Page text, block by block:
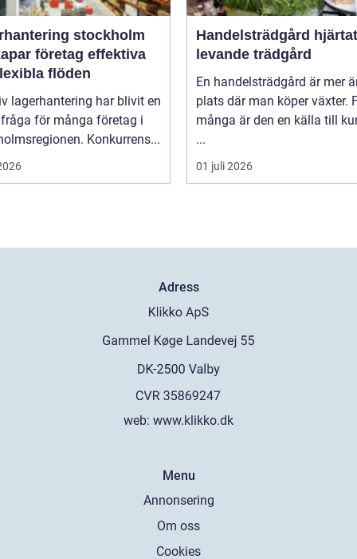
stockholm
företag effektiva
flöden
lagerhantering har blivit en
för många företag i
Konkurrens...
Handelsträdgård hjärtat i en
levande trädgård
En handelsträdgård är mer
plats där man köper växter.
många är den en källa till
...
01 juli 2026
Adress
web: www.klikko.dk
Menu
Annonsering
Om oss
Cookies